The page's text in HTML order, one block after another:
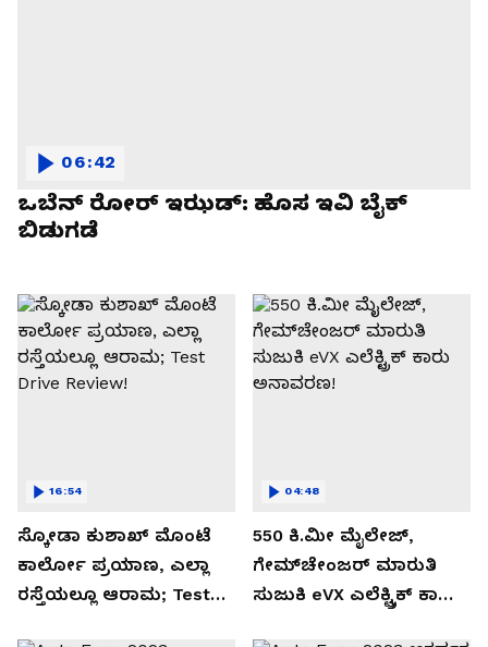
ಒಬೆನ್ ರೋರ್ ಇಝಡ್: ಹೊಸ ಇವಿ ಬೈಕ್
ಬಿಡುಗಡೆ
06:42
ಸ್ಕೋಡಾ ಕುಶಾಖ್ ಮೊಂಟೆ
ಕಾರ್ಲೋ ಪ್ರಯಾಣ, ಎಲ್ಲಾ
ರಸ್ತೆಯಲ್ಲೂ ಆರಾಮ; Test
16:54
550 ಕಿ.ಮೀ ಮೈಲೇಜ್,
ಗೇಮ್‌ಚೇಂಜರ್ ಮಾರುತಿ
ಸುಜುಕಿ eVX ಎಲೆಕ್ಟ್ರಿಕ್ ಕಾರು
04:48